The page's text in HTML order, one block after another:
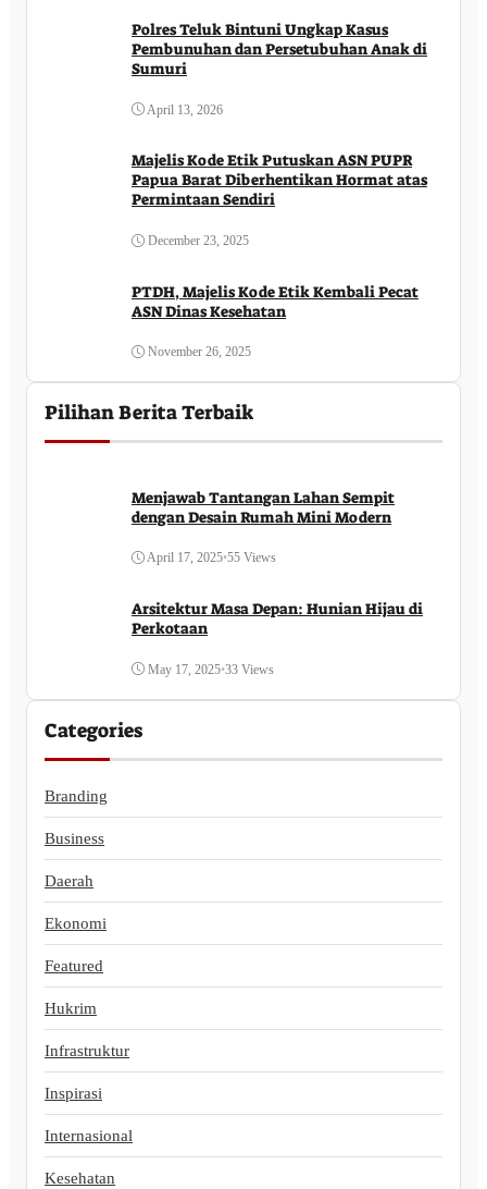
Polres Teluk Bintuni Ungkap Kasus
Pembunuhan dan Persetubuhan Anak di
Sumuri
April 13, 2026
Majelis Kode Etik Putuskan ASN PUPR
Papua Barat Diberhentikan Hormat atas
Permintaan Sendiri
December 23, 2025
PTDH, Majelis Kode Etik Kembali Pecat
ASN Dinas Kesehatan
November 26, 2025
Pilihan Berita Terbaik
Menjawab Tantangan Lahan Sempit
dengan Desain Rumah Mini Modern
April 17, 2025•55 Views
Arsitektur Masa Depan: Hunian Hijau di
Perkotaan
May 17, 2025•33 Views
Categories
Branding
Business
Daerah
Ekonomi
Featured
Hukrim
Infrastruktur
Inspirasi
Internasional
Kesehatan